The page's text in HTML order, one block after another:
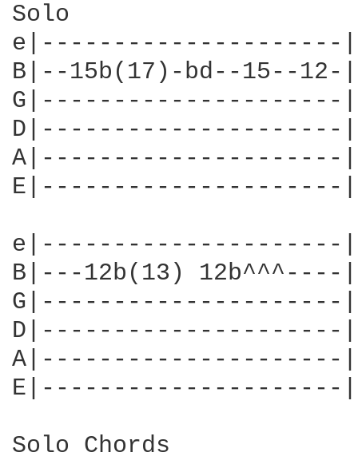
Solo
e|---------------------|
B|--15b(17)-bd--15--12-|
G|---------------------|
D|---------------------|
A|---------------------|
E|---------------------|
e|---------------------|
B|---12b(13) 12b^^^----|
G|---------------------|
D|---------------------|
A|---------------------|
E|---------------------|
Solo Chords